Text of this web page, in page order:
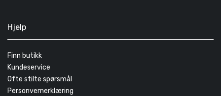
Hjelp
Finn butikk
Kundeservice
Ofte stilte spørsmål
Personvernerklæring